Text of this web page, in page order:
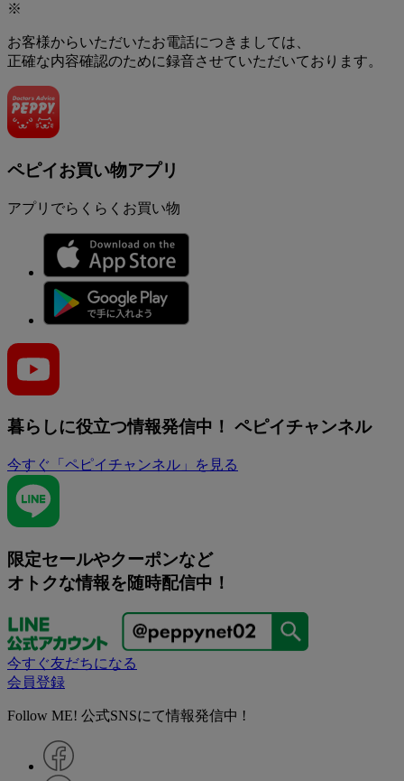
※
お客様からいただいたお電話につきましては、
正確な内容確認のために録音させていただいております。
ペピイお買い物アプリ
アプリでらくらくお買い物
暮らしに役立つ情報発信中！ ペピイチャンネル
今すぐ「ペピイチャンネル」を見る
限定セールやクーポンなど
オトクな情報を随時配信中！
今すぐ友だちになる
会員登録
Follow ME! 公式SNSにて情報発信中 !